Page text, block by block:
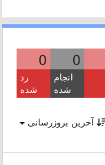
0
0
انجام
شده
رد
شده
آخرین بروزرسانی